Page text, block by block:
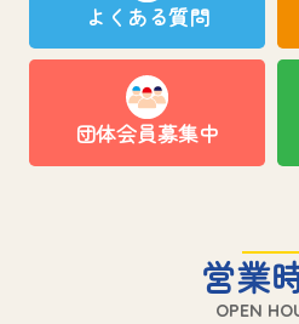
よくある質問
団体会員募集中
営業
OPEN